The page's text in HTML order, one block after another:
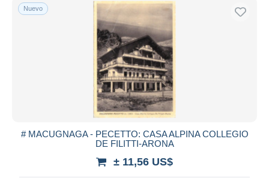
Nuevo
# MACUGNAGA - PECETTO: CASA ALPINA COLLEGIO
DE FILITTI-ARONA
± 11,56 US$